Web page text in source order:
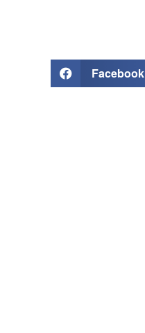
Facebook